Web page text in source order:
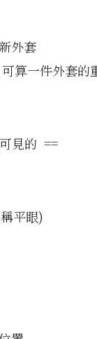
外套
算一件外套的
見的 ==
平眼)